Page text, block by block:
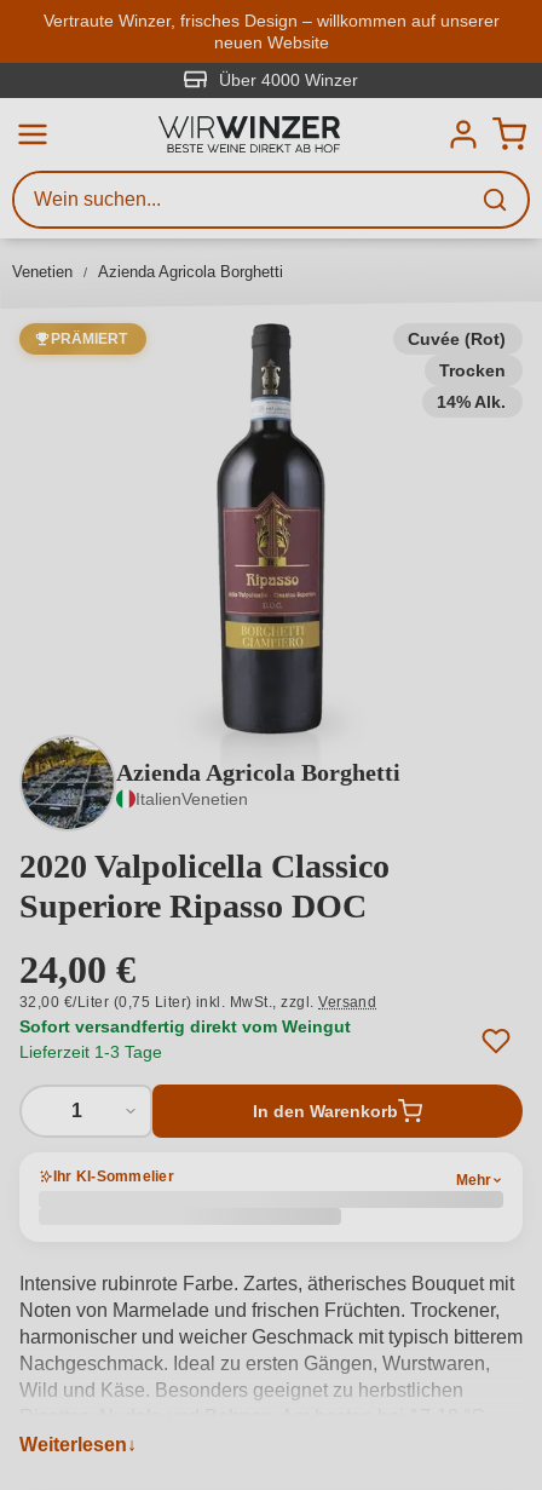
Zum Hauptinhalt springen
Vertraute Winzer, frisches Design – willkommen auf unserer
neuen Website
Über 4000 Winzer
Venetien Azienda Agricola Borghetti
Cuvée (Rot)
Trocken
14% Alk.
PRÄMIERT
Azienda Agricola Borghetti
ItalienVenetien
2020 Valpolicella Classico
Superiore Ripasso DOC
24,00 €
32,00 €/Liter (0,75 Liter) inkl. MwSt.,zzgl.Versand
Sofort versandfertig direkt vom Weingut
Lieferzeit 1-3 Tage
1 In den Warenkorb
Ihr KI-Sommelier Mehr
Intensive rubinrote Farbe. Zartes, ätherisches Bouquet mit
Noten von Marmelade und frischen Früchten. Trockener,
harmonischer und weicher Geschmack mit typisch bitterem
Nachgeschmack. Ideal zu ersten Gängen, Wurstwaren,
Wild und Käse. Besonders geeignet zu herbstlichen
servieren.Produktdetails anzeigen →
Weiterlesen
Weinsuche
Mindestens 3 Zeichen eingeben
Beschreiben Sie, welchen Wein
Sie suchen – ob nach Geschmack,
Region, Winzer oder anderen